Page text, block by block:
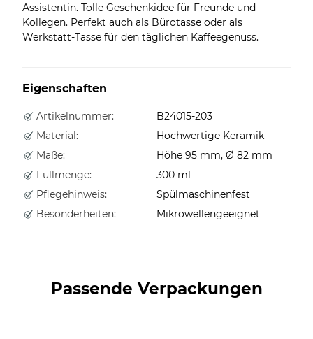
Assistentin. Tolle Geschenkidee für Freunde und
Kollegen. Perfekt auch als Bürotasse oder als
Werkstatt-Tasse für den täglichen Kaffeegenuss.
Eigenschaften
Artikelnummer:
B24015-203
Material:
Hochwertige Keramik
Maße:
Höhe 95 mm, Ø 82 mm
Füllmenge:
300 ml
Pflegehinweis:
Spülmaschinenfest
Besonderheiten:
Mikrowellengeeignet
Passende Verpackungen